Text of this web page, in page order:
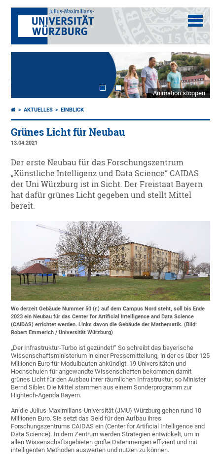
Animation stoppen
AKTUELLES EINBLICK
Grünes Licht für Neubau
13.04.2021
Der erste Neubau für das Forschungszentrum
„Künstliche Intelligenz und Data Science“ CAIDAS
der Uni Würzburg ist in Sicht. Der Freistaat Bayern
hat dafür grünes Licht gegeben und stellt Mittel
bereit.
Wo derzeit Gebäude Nummer 50 (r.) auf dem Campus Nord steht, soll bis Ende
2023 ein Neubau für das Center for Artificial Intelligence and Data Science
(CAIDAS) errichtet werden. Links davon die Gebäude der Mathematik. (Bild:
Robert Emmerich / Universität Würzburg)
„Der Infrastruktur-Turbo ist gezündet!“ So schreibt das bayerische
Wissenschaftsministerium in einer Pressemitteilung, in der es über 125
Millionen Euro für Modulbauten ankündigt. 19 Universitäten und
Hochschulen für angewandte Wissenschaften bekommen damit
grünes Licht für den Ausbau ihrer räumlichen Infrastruktur, so Minister
Bernd Sibler. Die Mittel stammen aus einem Sonderprogramm zur
Hightech-Agenda Bayern.
An die Julius-Maximilians-Universität (JMU) Würzburg gehen rund 10
Millionen Euro. Sie setzt das Geld für den Aufbau ihres
Forschungszentrums CAIDAS ein (Center for Artificial Intelligence and
Data Science). In dem Zentrum werden Strategien entwickelt, um in
allen Wissenschaftsgebieten große Datenmengen effizient und mit
intelligenten Methoden auswerten und nutzen zu können.